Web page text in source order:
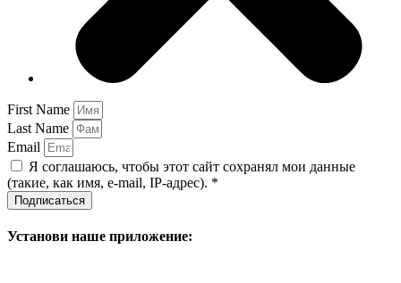
First Name
Last Name
Email
Я соглашаюсь, чтобы этот сайт сохранял мои данные
(такие, как имя, e-mail, IP-адрес). *
Подписаться
Установи наше приложение: